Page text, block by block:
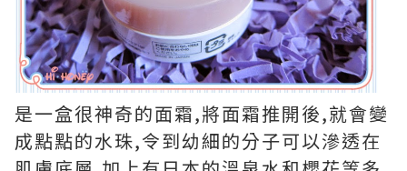
是一盒很神奇的面霜,將面霜推開後,就會變
成點點的水珠,令到幼細的分子可以滲透在